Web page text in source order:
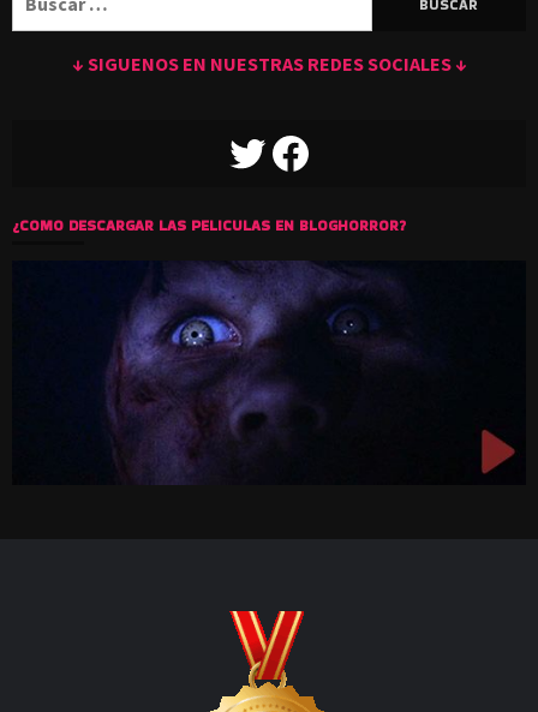
↓ SIGUENOS EN NUESTRAS REDES SOCIALES ↓
TWITTERFACEBOOK
¿COMO DESCARGAR LAS PELICULAS EN BLOGHORROR?